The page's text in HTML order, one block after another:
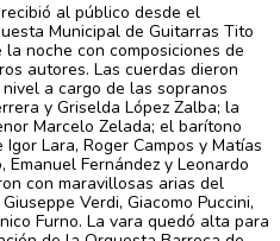
al público desde el
Municipal de Guitarras Tito
noche con composiciones de
autores. Las cuerdas dieron
a cargo de las sopranos
y Griselda López Zalba; la
Marcelo Zelada; el barítono
Lara, Roger Campos y Matías
Emanuel Fernández y Leonardo
con maravillosas arias del
Verdi, Giacomo Puccini,
Furno. La vara quedó alta para